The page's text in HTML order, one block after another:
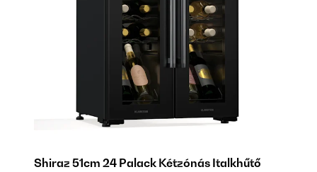
Shiraz 51cm 24 Palack Kétzónás Italkhűtő